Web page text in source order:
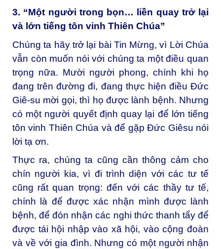
3. “Một người trong bọn… liền quay trở lại
và lớn tiếng tôn vinh Thiên Chúa”
Chúng ta hãy trở lại bài Tin Mừng, vì Lời Chúa
vẫn còn muốn nói với chúng ta một điều quan
trọng nữa. Mười người phong, chính khi họ
đang trên đường đi, đang thực hiện điều Đức
Giê-su mời gọi, thì họ được lành bệnh. Nhưng
có một người quyết định quay lại để lớn tiếng
tôn vinh Thiên Chúa và để gặp Đức Giêsu nói
lời tạ ơn.
Thực ra, chúng ta cũng cần thông cảm cho
chín người kia, vì đi trình diện với các tư tế
cũng rất quan trọng: đến với các thầy tư tế,
chính là để được xác nhận mình được lành
bệnh, để đón nhận các nghi thức thanh tẩy để
được tái hội nhập vào xã hội, vào cộng đoàn
và về với gia đình. Nhưng có một người nhận